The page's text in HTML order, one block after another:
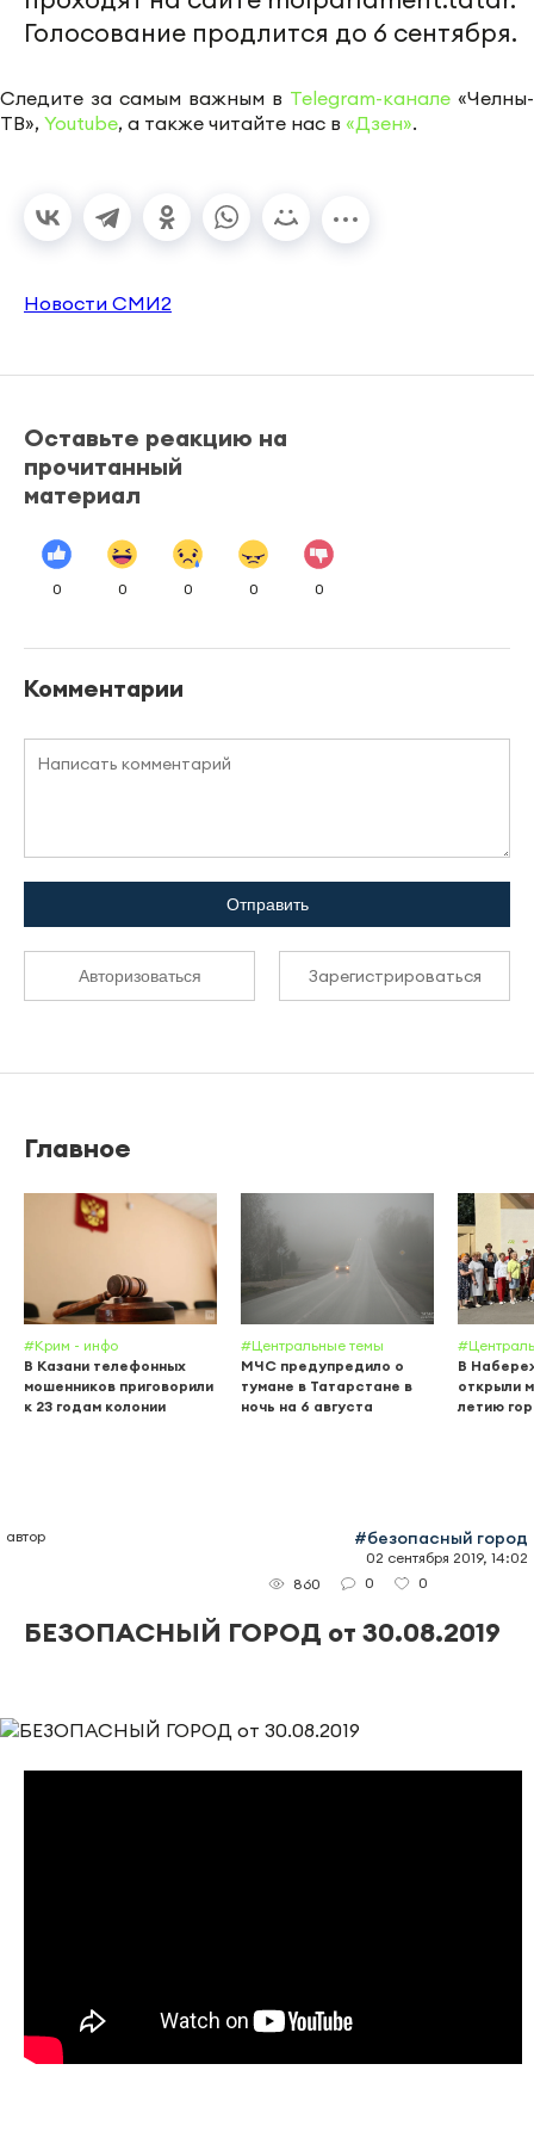
Голосование продлится до 6 сентября.
Следите за самым важным в Telegram-канале «Челны-
ТВ», Youtube, а также читайте нас в «Дзен».
Новости СМИ2
Оставьте реакцию на
прочитанный
материал
0 0 0 0 0
Комментарии
Отправить
Авторизоваться Зарегистрироваться
Главное
#Крим - инфо
В Казани телефонных
мошенников приговорили
к 23 годам колонии
#Центральные темы
МЧС предупредило о
тумане в Татарстане в
ночь на 6 августа
В
открыли
летию
автор #безопасный город
02 сентября 2019, 14:02
860
0 0
БЕЗОПАСНЫЙ ГОРОД от 30.08.2019